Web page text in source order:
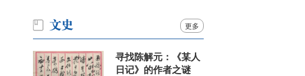
更多
寻找陈解元：《某人
日记》的作者之谜